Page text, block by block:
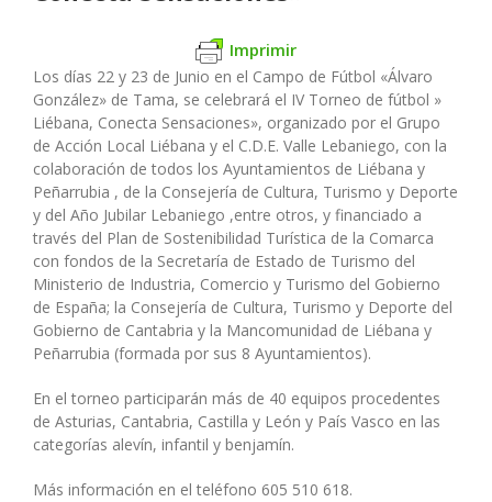
Imprimir
Los días 22 y 23 de Junio en el Campo de Fútbol «Álvaro
González» de Tama, se celebrará el IV Torneo de fútbol »
Liébana, Conecta Sensaciones», organizado por el Grupo
de Acción Local Liébana y el C.D.E. Valle Lebaniego, con la
colaboración de todos los Ayuntamientos de Liébana y
Peñarrubia , de la Consejería de Cultura, Turismo y Deporte
y del Año Jubilar Lebaniego ,entre otros, y financiado a
través del Plan de Sostenibilidad Turística de la Comarca
con fondos de la Secretaría de Estado de Turismo del
Ministerio de Industria, Comercio y Turismo del Gobierno
de España; la Consejería de Cultura, Turismo y Deporte del
Gobierno de Cantabria y la Mancomunidad de Liébana y
Peñarrubia (formada por sus 8 Ayuntamientos).
En el torneo participarán más de 40 equipos procedentes
de Asturias, Cantabria, Castilla y León y País Vasco en las
categorías alevín, infantil y benjamín.
Más información en el teléfono 605 510 618.